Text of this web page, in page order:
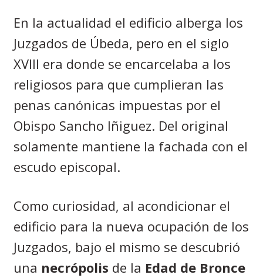
En la actualidad el edificio alberga los
Juzgados de Úbeda, pero en el siglo
XVIII era donde se encarcelaba a los
religiosos para que cumplieran las
penas canónicas impuestas por el
Obispo Sancho Iñiguez. Del original
solamente mantiene la fachada con el
escudo episcopal.
Como curiosidad, al acondicionar el
edificio para la nueva ocupación de los
Juzgados, bajo el mismo se descubrió
una necrópolis de la Edad de Bronce